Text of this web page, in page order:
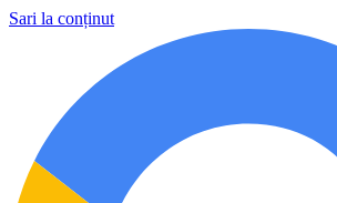
Sari la conținut